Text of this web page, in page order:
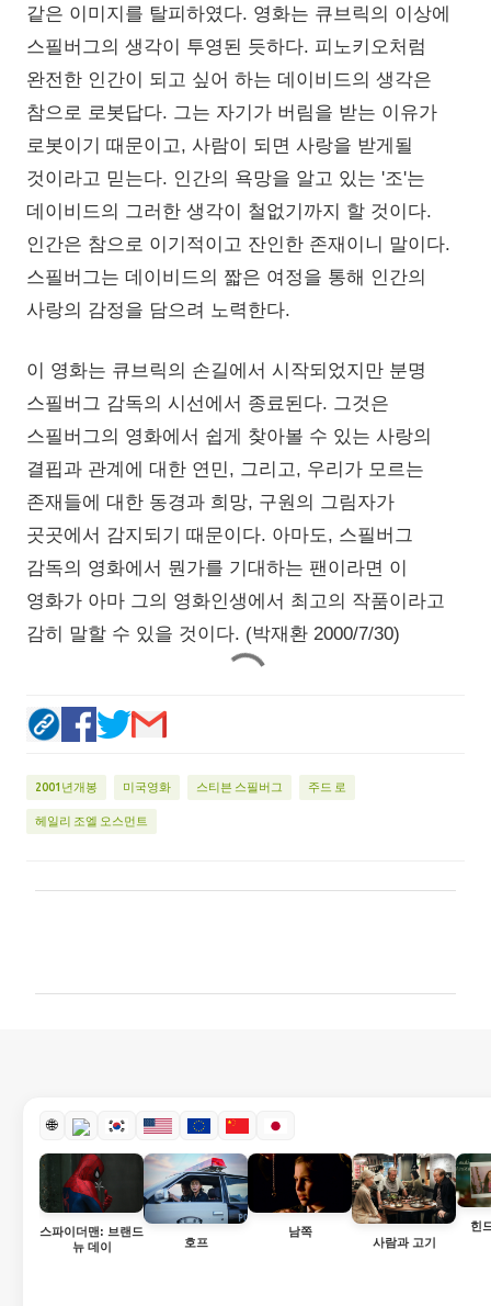
같은 이미지를 탈피하였다. 영화는 큐브릭의 이상에
스필버그의 생각이 투영된 듯하다. 피노키오처럼
완전한 인간이 되고 싶어 하는 데이비드의 생각은
참으로 로봇답다. 그는 자기가 버림을 받는 이유가
로봇이기 때문이고, 사람이 되면 사랑을 받게될
것이라고 믿는다. 인간의 욕망을 알고 있는 '조'는
데이비드의 그러한 생각이 철없기까지 할 것이다.
인간은 참으로 이기적이고 잔인한 존재이니 말이다.
스필버그는 데이비드의 짧은 여정을 통해 인간의
사랑의 감정을 담으려 노력한다.
이 영화는 큐브릭의 손길에서 시작되었지만 분명
스필버그 감독의 시선에서 종료된다. 그것은
스필버그의 영화에서 쉽게 찾아볼 수 있는 사랑의
결핍과 관계에 대한 연민, 그리고, 우리가 모르는
존재들에 대한 동경과 희망, 구원의 그림자가
곳곳에서 감지되기 때문이다. 아마도, 스필버그
감독의 영화에서 뭔가를 기대하는 팬이라면 이
영화가 아마 그의 영화인생에서 최고의 작품이라고
감히 말할 수 있을 것이다. (박재환 2000/7/30)
2001년개봉 미국영화 스티븐 스필버그 주드 로
헤일리 조엘 오스먼트
🌐
스파이더맨: 브랜드
뉴 데이
호프
남쪽
사람과 고기
힌